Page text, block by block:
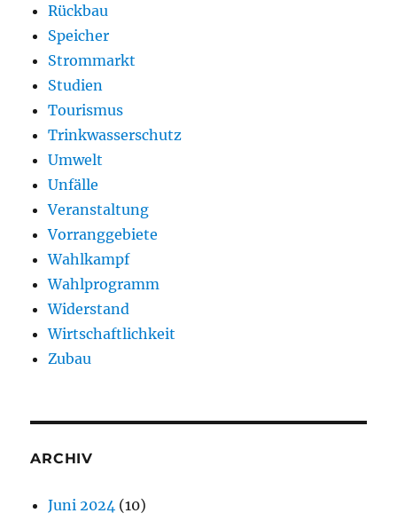
Rückbau
Speicher
Strommarkt
Studien
Tourismus
Trinkwasserschutz
Umwelt
Unfälle
Veranstaltung
Vorranggebiete
Wahlkampf
Wahlprogramm
Widerstand
Wirtschaftlichkeit
Zubau
ARCHIV
Juni 2024 (10)